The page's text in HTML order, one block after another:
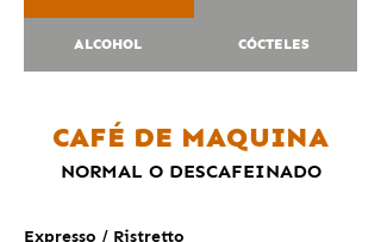
ALCOHOL CÓCTELES
CAFÉ DE MAQUINA
NORMAL O DESCAFEINADO
Expresso / Ristretto